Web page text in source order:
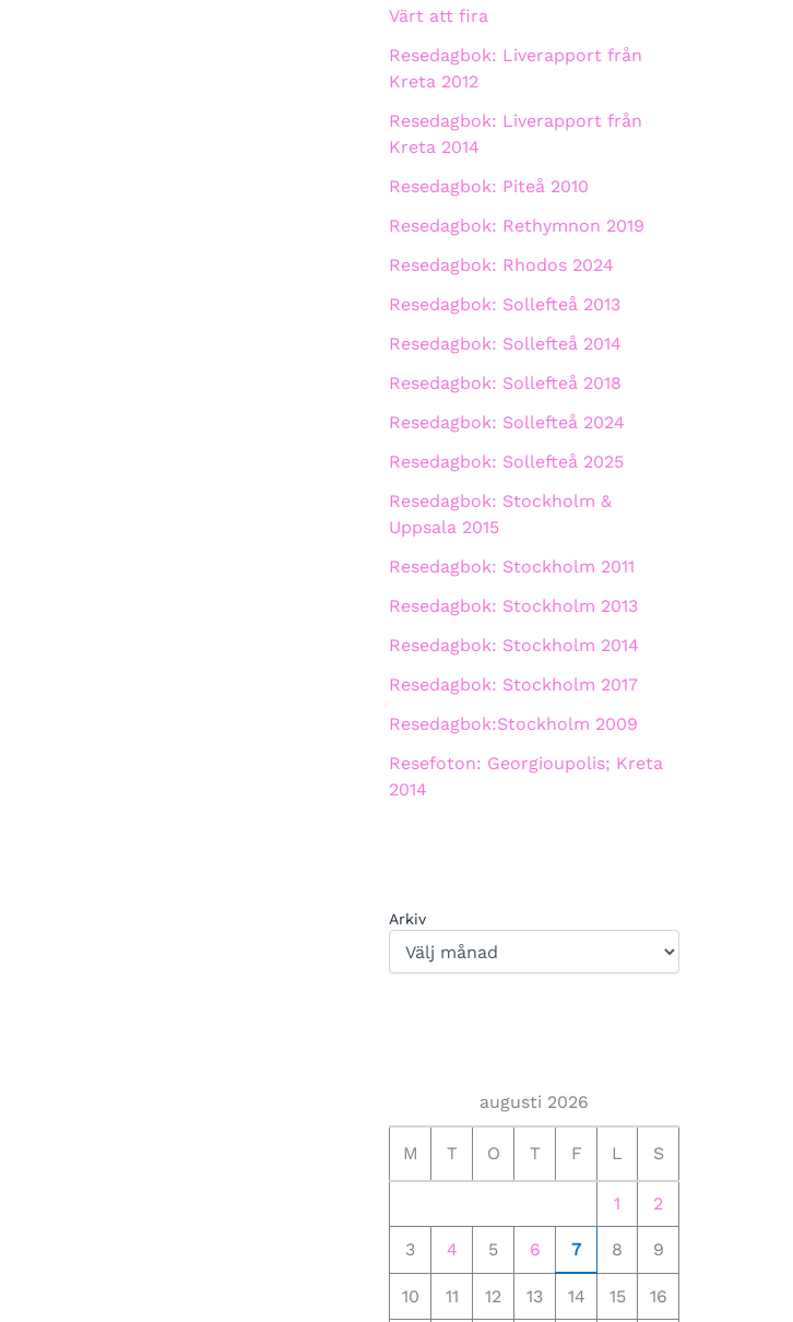
Värt att fira
Resedagbok: Liverapport från
Kreta 2012
Resedagbok: Liverapport från
Kreta 2014
Resedagbok: Piteå 2010
Resedagbok: Rethymnon 2019
Resedagbok: Rhodos 2024
Resedagbok: Sollefteå 2013
Resedagbok: Sollefteå 2014
Resedagbok: Sollefteå 2018
Resedagbok: Sollefteå 2024
Resedagbok: Sollefteå 2025
Resedagbok: Stockholm &
Uppsala 2015
Resedagbok: Stockholm 2011
Resedagbok: Stockholm 2013
Resedagbok: Stockholm 2014
Resedagbok: Stockholm 2017
Resedagbok:Stockholm 2009
Resefoton: Georgioupolis; Kreta
2014
Arkiv
augusti 2026
M T O T F L S
1 2
3 4 5 6 7 8 9
10 11 12 13 14 15 16